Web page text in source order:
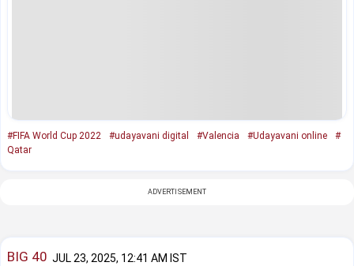
#FIFA World Cup 2022 #udayavani digital #Valencia #Udayavani online
#
Qatar
ADVERTISEMENT
BIG 40 JUL 23, 2025, 12:41 AM IST